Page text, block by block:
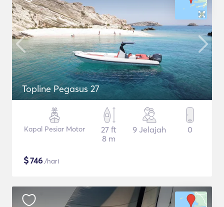
Topline Pegasus 27
Kapal Pesiar Motor
27 ft
8 m
9 Jelajah 0
$746 /hari